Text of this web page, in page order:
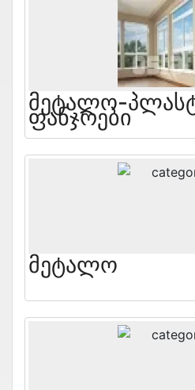
Მეტალო-
Ფანჯრები
Მეტალო